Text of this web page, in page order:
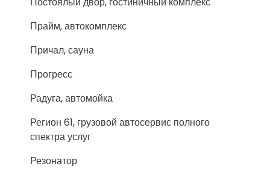
Прайм, автокомплекс
Причал, сауна
Прогресс
Радуга, автомойка
Регион 61, грузовой автосервис полного
спектра услуг
Резонатор